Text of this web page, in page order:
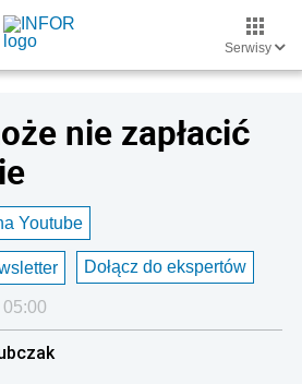
Serwisy
nie zapłacić
Youtube
Dołącz do ekspertów